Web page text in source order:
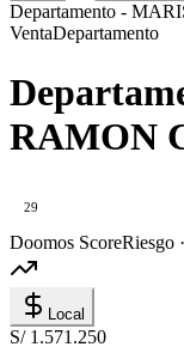
Departamento -
VentaDepartamento
RAMON
29
Doomos ScoreRiesgo
Local
S/ 1.571.250